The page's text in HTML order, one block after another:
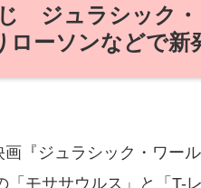
ジュラシック・
ローソンなどで新
『ジュラシック・ワー
「モササウルス」と「T-